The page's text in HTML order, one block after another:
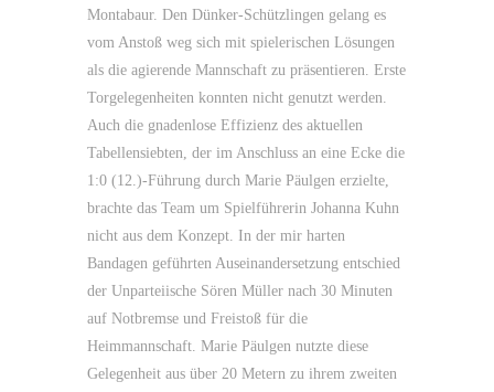
Montabaur. Den Dünker-Schützlingen gelang es
vom Anstoß weg sich mit spielerischen Lösungen
als die agierende Mannschaft zu präsentieren. Erste
Torgelegenheiten konnten nicht genutzt werden.
Auch die gnadenlose Effizienz des aktuellen
Tabellensiebten, der im Anschluss an eine Ecke die
1:0 (12.)-Führung durch Marie Päulgen erzielte,
brachte das Team um Spielführerin Johanna Kuhn
nicht aus dem Konzept. In der mir harten
Bandagen geführten Auseinandersetzung entschied
der Unparteiische Sören Müller nach 30 Minuten
auf Notbremse und Freistoß für die
Heimmannschaft. Marie Päulgen nutzte diese
Gelegenheit aus über 20 Metern zu ihrem zweiten